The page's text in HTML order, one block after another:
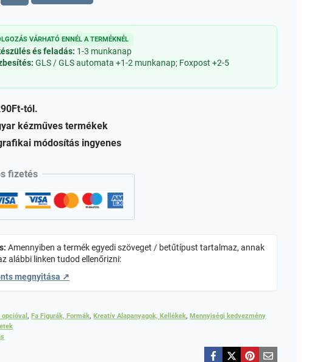
VÁRHATÓ ENNÉL A TERMÉKNÉL
és feladás: 1-3 munkanap
GLS / GLS automata +1-2 munkanap; Foxpost +2-5
tól.
kézműves termékek
módosítás ingyenes
fizetés
Amennyiben a termék egyedi szöveget / betűtípust tartalmaz, annak
alábbi linken tudod ellenőrizni:
megnyitása ↗
opcióval, Fa Figurák, Formák, Kreatív Alapanyagok, Kellékek, Mennyiségi kedvezmény